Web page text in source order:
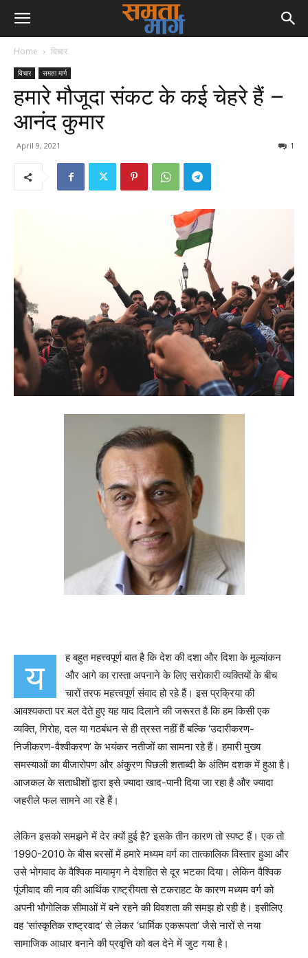
Home विचार
विचार समता मार्ग
हमारे मौजूदा संकट के कई चेहरे हैं –
आनंद कुमार
April 9, 2021 1
य
ह बहुत महत्त्वपूर्ण बात है कि देश की दशा और दिशा के मूल्यांकन
और आगे का रास्ता अपनाने के लिए सरोकारी व्यक्तियों के बीच
चारों तरफ महत्त्वपूर्ण संवाद हो रहे हैं। इस प्रक्रिया की
आवश्यकता पर बल देते हुए यह याद दिलाने की जरूरत है कि हम किसी एक
व्यक्ति, गिरोह, दल या गठबंधन से ही त्रस्त नहीं हैं बल्कि ‘उदारीकरण-
निजीकरण-वैश्वीकरण’ के भयंकर नतीजों का सामना रहे हैं। हमारी मुख्य
समस्याओं का बीजारोपण और अंकुरण पिछली शताब्दी के अंतिम दशक में हुआ है।
आजकल के सताधीशों द्वारा इसे ज्यादा खाद-पानी दिया जा रहा है और ज्यादा
जहरीले फल सामने आ रहे हैं।
लेकिन इसको समझने में देर क्यों हुई है? इसके तीन कारण तो स्पष्ट हैं। एक तो
1990-2010 के बीस बरसों में हमारे मध्यम वर्ग का तात्कालिक विस्तार हुआ और
उसे भोगवाद के वैश्विक मायामृग ने देशहित से दूर भटका दिया। लेकिन वैश्विक
पूंजीवाद की नाव की आर्थिक राष्ट्रीयता से टकराहट के कारण मध्यम वर्ग को
अपनी भौगोलिक सीमाओं में बने रहने की विवशता की समझ हो रही है। इसीलिए
वह ‘सांस्कृतिक राष्ट्रवाद’ से लेकर ‘धार्मिक एकरूपता’ जैसे नारों से नया
सामाजिक आधार बनाने की प्रवृत्ति को बल देने में जुट गया है।